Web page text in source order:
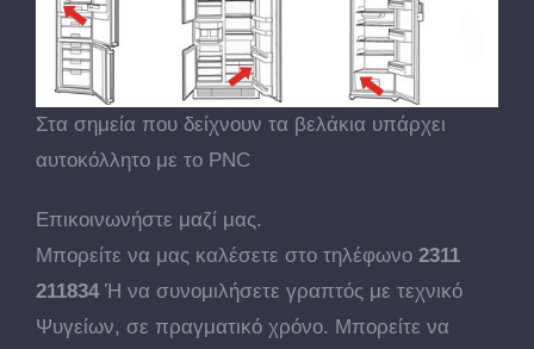
Στα σημεία που δείχνουν τα βελάκια υπάρχει
αυτοκόλλητο με το PNC
Επικοινωνήστε μαζί μας.
Μπορείτε να μας καλέσετε στο τηλέφωνο 2311
211834Ή να συνομιλήσετε γραπτός με τεχνικό
Ψυγείων, σε πραγματικό χρόνο. Μπορείτε να